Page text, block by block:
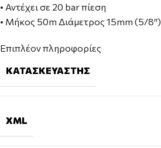
• Αντέχει σε 20 bar πίεση
• Μήκος 50m Διάμετρος 15mm (5/8″)
Επιπλέον πληροφορίες
ΚΑΤΑΣΚΕΥΑΣΤΉΣ
XML